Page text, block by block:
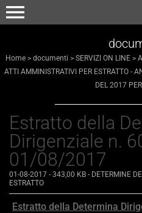
menu
Home > documenti > SERVIZI ON LINE >
ATTI AMMINISTRATIVI PER ESTRATTO -
DEL 2017
Estratto della
Dirigenziale n.
01/08/2017
01-08-2017 - 343,00 KB - DETERMINE
ESTRATTO
Estratto della Determina